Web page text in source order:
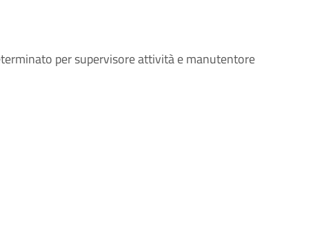
per supervisore attività e manutentore